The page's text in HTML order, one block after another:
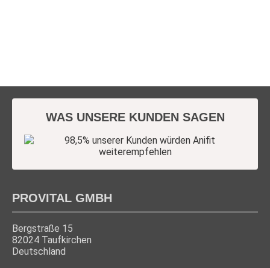
WAS UNSERE KUNDEN SAGEN
PROVITAL GMBH
Bergstraße 15
82024 Taufkirchen
Deutschland